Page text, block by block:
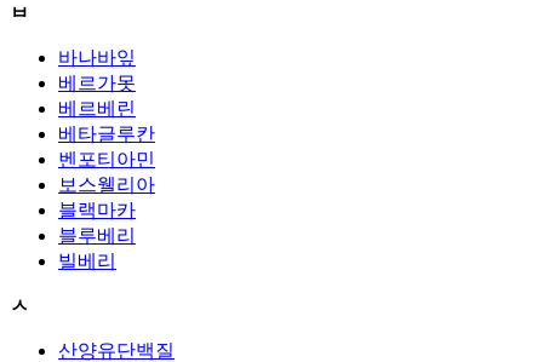
ㅂ
바나바잎
베르가못
베르베린
베타글루칸
벤포티아민
보스웰리아
블랙마카
블루베리
빌베리
ㅅ
산양유단백질